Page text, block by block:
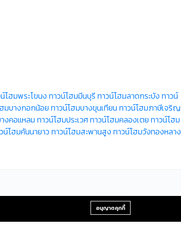
โฮมพระโขนง ทาวน์โฮมมีนบุรี ทาวน์โฮมลาดกระบัง ทาวน์
มบางกอกน้อย ทาวน์โฮมบางขุนเทียน ทาวน์โฮมภาษีเจริญ
งคอแหลม ทาวน์โฮมประเวศทาวน์โฮมคลองเตย ทาวน์โฮม
น์โฮมคันนายาว ทาวน์โฮมสะพานสูง ทาวน์โฮมวังทองหลาง
+66-2-840-2224, 081-638-9190
อนุญาตคุกกี้